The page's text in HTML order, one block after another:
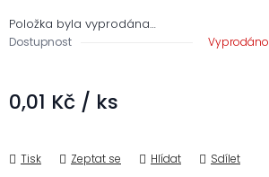
Položka byla vyprodána…
Dostupnost Vyprodáno
0,01 Kč / ks
Tisk Zeptat se Hlídat Sdílet